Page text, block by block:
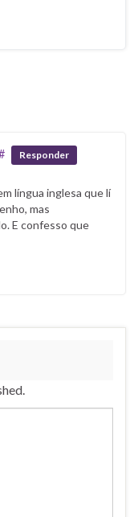
Responder
língua inglesa que lí
mas
E confesso que